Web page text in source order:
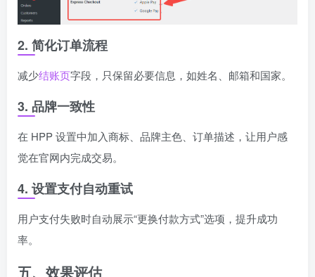
2. 简化订单流程
减少结账页字段，只保留必要信息，如姓名、邮箱和国家。
3. 品牌一致性
在 HPP 设置中加入商标、品牌主色、订单描述，让用户感
觉在官网内完成交易。
4. 设置支付自动重试
用户支付失败时自动展示“更换付款方式”选项，提升成功
率。
五、效果评估